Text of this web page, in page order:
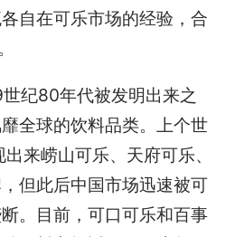
自在可乐市场的经验，合
纪80年代被发明出来之
全球的饮料品类。上个世
来崂山可乐、天府可乐、
但此后中国市场迅速被可
。目前，可口可乐和百事